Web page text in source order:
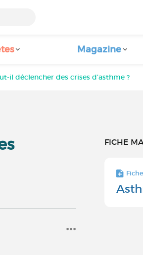
Magazine
il déclencher des crises d’asthme ?
FICHE